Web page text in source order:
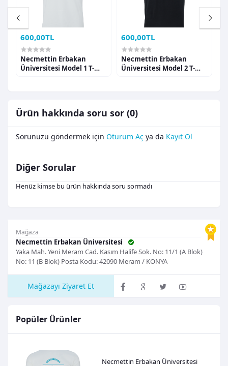
Mağaza
Necmettin Erbakan Üniversitesi
Yaka Mah. Yeni Meram Cad. Kasım Halife Sok. No: 11/1 (A Blok)
No: 11 (B Blok) Posta Kodu: 42090 Meram / KONYA
Mağazayı Ziyaret Et
Popüler Ürünler
Necmettin Erbakan Üniversitesi
600,00TL
Necmettin Erbakan
Üniversitesi Model 1 T-
600,00TL
Necmettin Erbakan
Üniversitesi Model 2 T-
Ürün hakkında soru sor (0)
Sorunuzu göndermek için Oturum Aç ya da Kayıt Ol
Diğer Sorular
Henüz kimse bu ürün hakkında soru sormadı